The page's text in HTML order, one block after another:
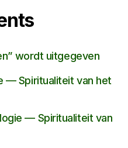
wordt uitgegeven
— Spiritualiteit van het
— Spiritualiteit van